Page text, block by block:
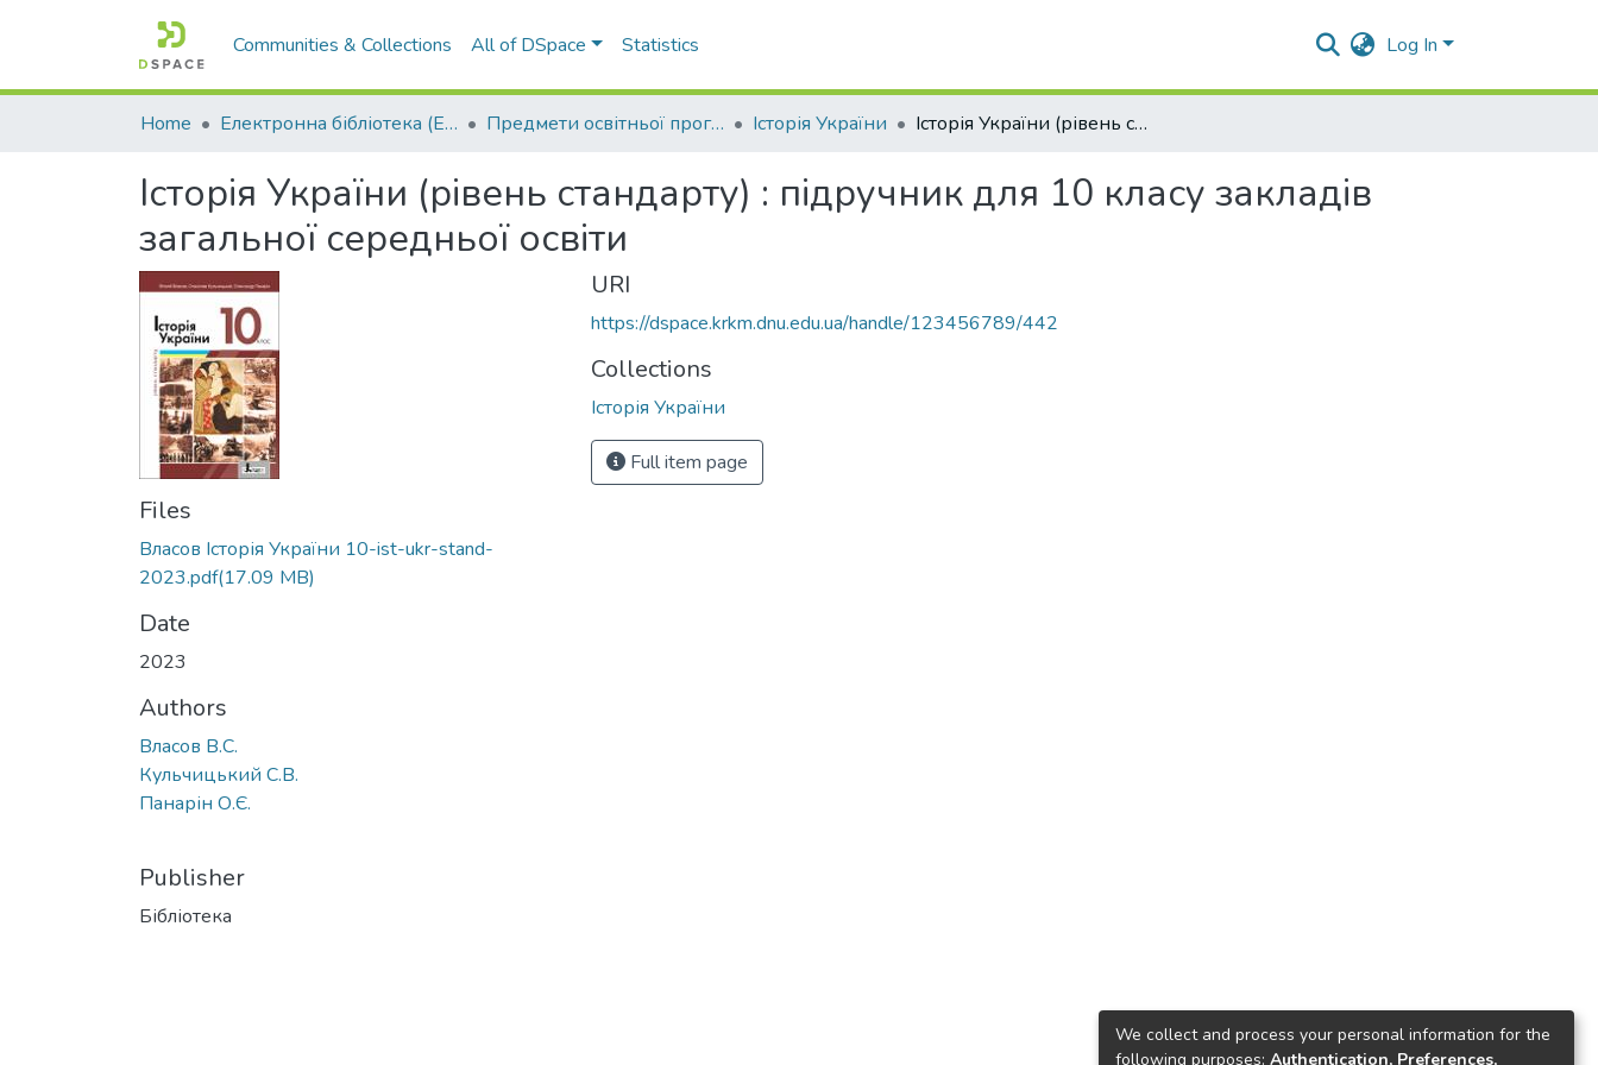
Communities & Collections All of DSpace Statistics Log In
Home Електронна бібліотека (E-Book) Предмети освітньої програми профільної середньої освіти Історія України Історія України (рівень стандарту) : підручник для 10 класу закладів загальної середньої освіти
Історія України (рівень стандарту) : підручник для 10 класу закладів
загальної середньої освіти
Files
Власов Історія України 10-ist-ukr-stand-
2023.pdf(17.09 MB)
Date
2023
Authors
Власов В.С.
Кульчицький С.В.
Панарін О.Є.
Publisher
Бібліотека
URI
https://dspace.krkm.dnu.edu.ua/handle/123456789/442
Collections
Історія України
Full item page
We collect and process your personal information for the
following purposes: Authentication, Preferences,